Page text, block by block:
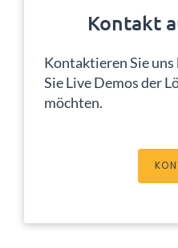
Kontakt
Kontaktieren Sie uns
Sie Live Demos der
möchten.